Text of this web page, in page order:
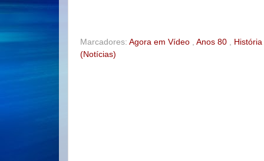
t
Marcadores: Agora em Vídeo , Anos 80 ,
(Notícias)